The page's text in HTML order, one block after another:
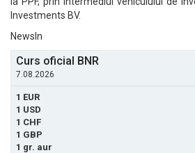
Investments BV.
NewsIn
Curs oficial BNR
7.08.2026
1 EUR
1 USD
1 CHF
1 GBP
1 gr. aur